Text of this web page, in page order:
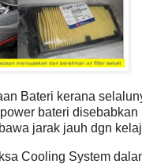
Bateri kerana
bateri disebabkan
jarak jauh dgn
Cooling System